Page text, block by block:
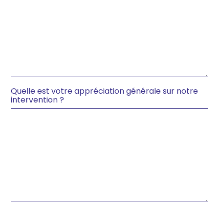
Quelle est votre appréciation générale sur notre
intervention ?